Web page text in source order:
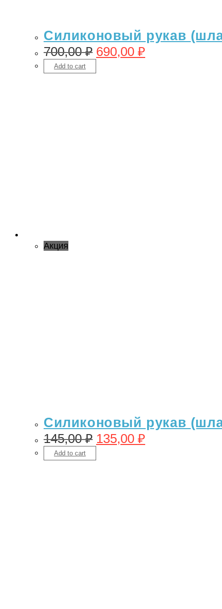
Силиконовый рукав
700,00₽ 690,00 ₽
Add to cart
Акция
Силиконовый рукав
145,00₽ 135,00 ₽
Add to cart